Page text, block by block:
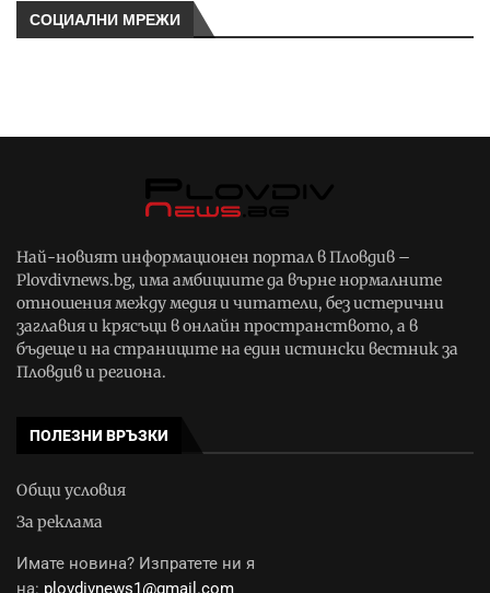
СОЦИАЛНИ МРЕЖИ
Най-новият информационен портал в Пловдив –
Plovdivnews.bg, има амбициите да върне нормалните
отношения между медия и читатели, без истерични
заглавия и крясъци в онлайн пространството, а в
бъдеще и на страниците на един истински вестник за
Пловдив и региона.
ПОЛЕЗНИ ВРЪЗКИ
Общи условия
За реклама
Имате новина? Изпратете ни я
на: plovdivnews1@gmail.com